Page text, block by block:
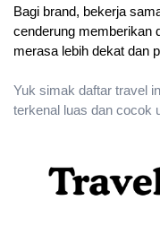
Bagi brand, bekerja
cenderung memberikan
merasa lebih dekat dan
Yuk simak daftar travel
terkenal luas dan cocok